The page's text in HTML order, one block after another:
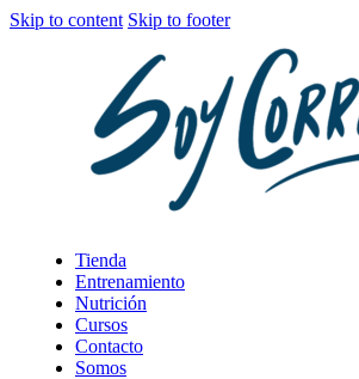
Skip to content Skip to footer
Tienda
Entrenamiento
Nutrición
Cursos
Contacto
Somos